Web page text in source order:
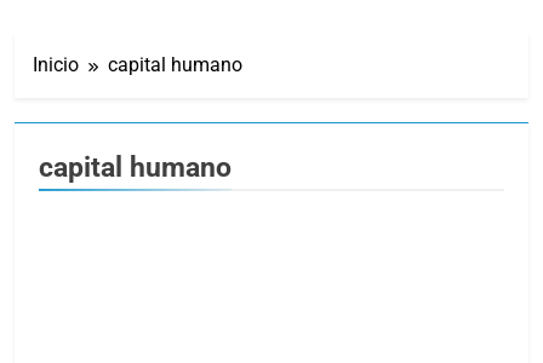
Inicio capital humano
capital humano